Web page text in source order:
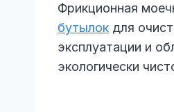
Фрикционная
бутылок для
эксплуатации и
экологически